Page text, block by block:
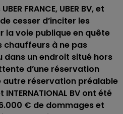
FRANCE, UBER BV, et
de cesser d’inciter les
la voie publique en quête
chauffeurs à ne pas
dans un endroit situé hors
d’une réservation
autre réservation préalable
INTERNATIONAL BV ont été
€ de dommages et